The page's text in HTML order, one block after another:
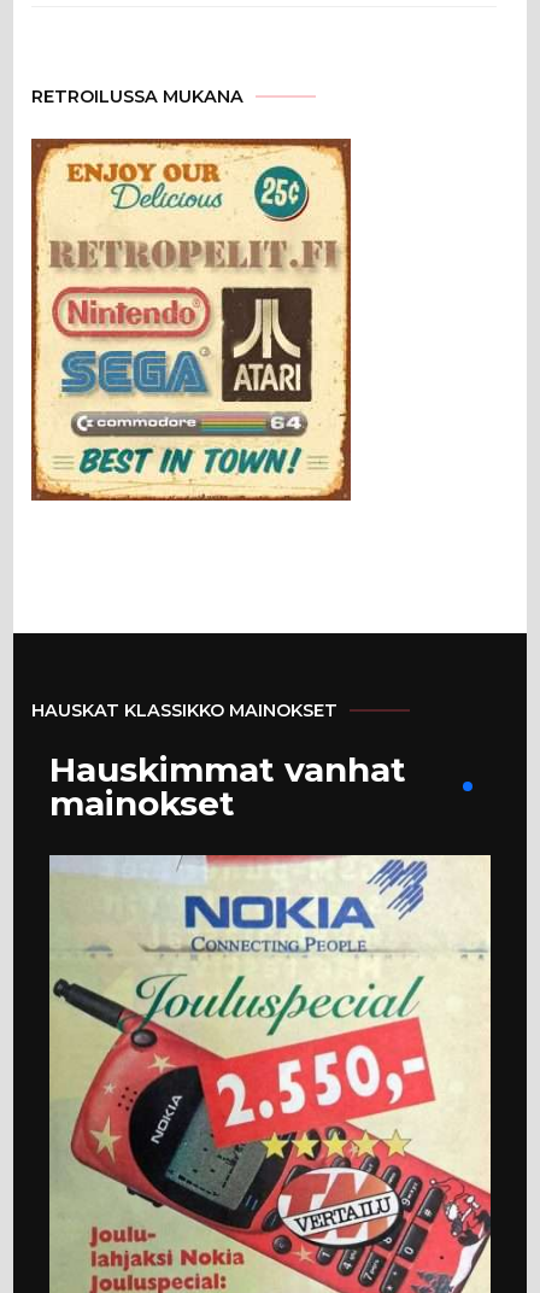
RETROILUSSA MUKANA
HAUSKAT KLASSIKKO MAINOKSET
Hauskimmat vanhat
mainokset